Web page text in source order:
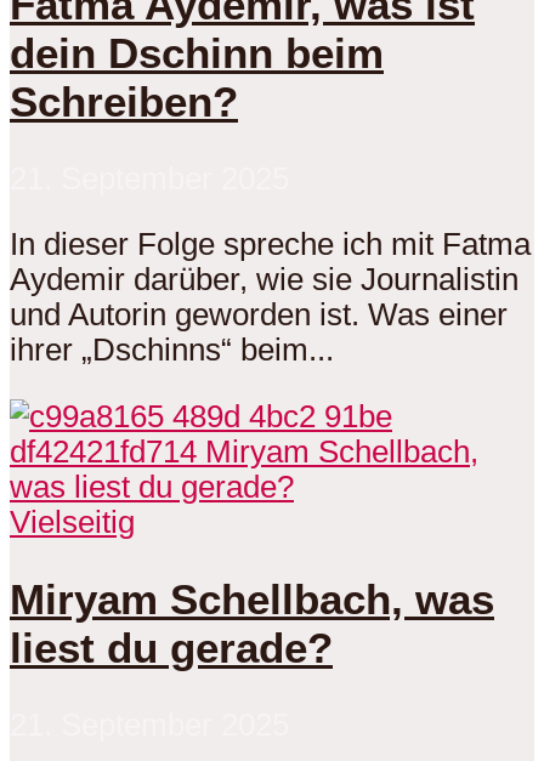
dein Dschinn beim
Schreiben?
In dieser Folge spreche ich mit Fatma
Aydemir darüber, wie sie Journalistin
und Autorin geworden ist. Was einer
ihrer „Dschinns“ beim...
Vielseitig
Miryam Schellbach, was
liest du gerade?